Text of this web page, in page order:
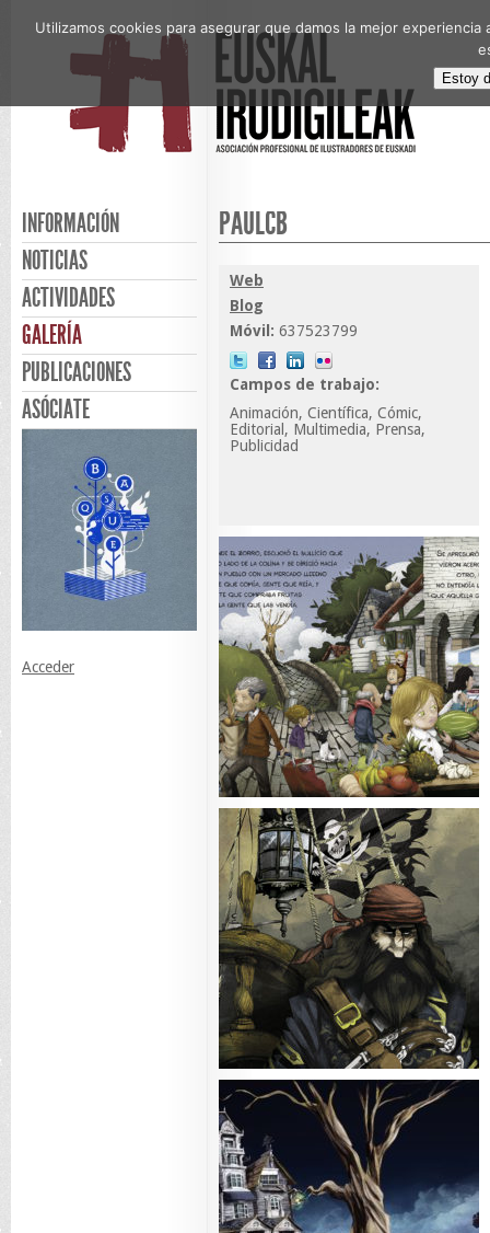
INFORMACIÓN
NOTICIAS
ACTIVIDADES
GALERÍA
PUBLICACIONES
ASÓCIATE
Acceder
PAULCB
Web
Blog
Móvil: 637523799
Campos de trabajo:
Animación, Científica, Cómic,
Editorial, Multimedia, Prensa,
Publicidad
Utilizamos cookies para asegurar que damos la mejor
Estoy